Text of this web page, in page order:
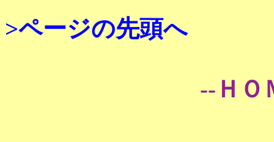
>ページの先頭へ
--ＨＯ